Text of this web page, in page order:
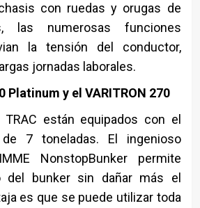
con ruedas y orugas de
las numerosas funciones
la tensión del conductor,
jornadas laborales.
Platinum y el VARITRON 270
TRAC están equipados con el
de 7 toneladas. El ingenioso
NonstopBunker permite
del bunker sin dañar más el
es que se puede utilizar toda